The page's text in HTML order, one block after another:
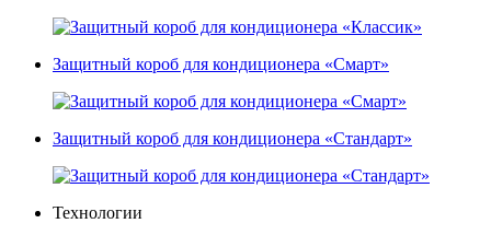
Защитный короб для кондиционера «Смарт»
Защитный короб для кондиционера «Стандарт»
Технологии